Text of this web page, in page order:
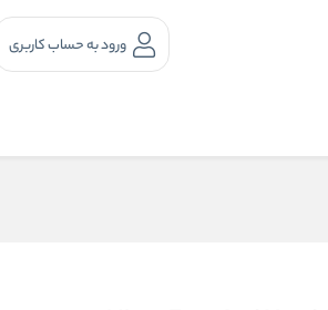
ورود به حساب کاربری